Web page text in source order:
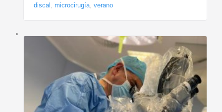
discal , microcirugía, verano